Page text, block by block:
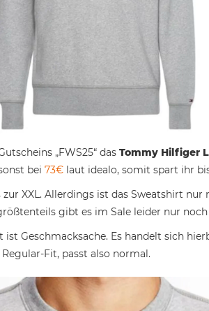
„FWS25“ das Tommy Hilfiger
bei 73€ laut idealo, somit spart ihr bis
XXL. Allerdings ist das Sweatshirt nur
gibt es im Sale leider nur noch
Geschmacksache. Es handelt sich
Fit, passt also normal.